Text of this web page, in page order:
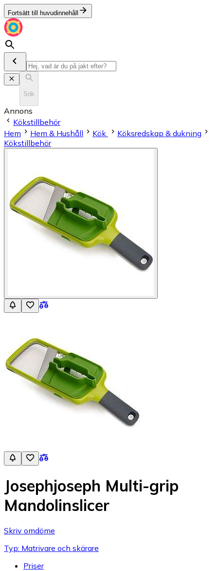
Fortsätt till huvudinnehåll
Sök
Annons
Kökstillbehör
Hem
Hem & Hushåll Kök
Köksredskap & dukning
Kökstillbehör
Josephjoseph Multi-grip
Mandolinslicer
Skriv omdöme
Typ: Matrivare och skärare
Priser